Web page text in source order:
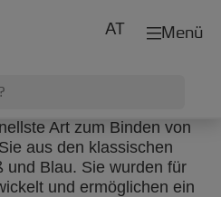
Menü
AT
Art zum Binden von
aus den klassischen
und Blau. Sie wurden für
und ermöglichen ein